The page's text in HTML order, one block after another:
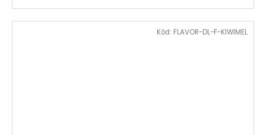
Kód: FLAVOR-DL-F-KIWIMEL